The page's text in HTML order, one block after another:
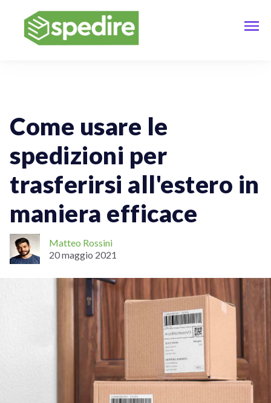
Come usare le
spedizioni per
trasferirsi all'estero in
maniera efficace
Matteo Rossini
20 maggio 2021